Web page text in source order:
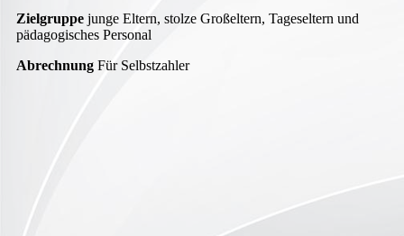
Zielgruppe junge Eltern, stolze Großeltern, Tageseltern und
pädagogisches Personal
Abrechnung Für Selbstzahler